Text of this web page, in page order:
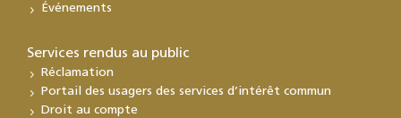
Événements
Services rendus au public
Réclamation
Portail des usagers des services d’intérêt commun
Droit au compte